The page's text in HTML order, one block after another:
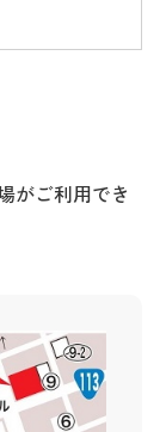
がご利用でき